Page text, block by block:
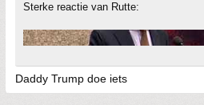
Sterke reactie van Rutte:
Daddy Trump doe iets